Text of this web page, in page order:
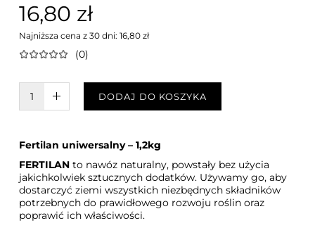
16,80 zł
Najniższa cena z 30 dni: 16,80 zł
(0)
W KOSZYKU :)DODAJ DO KOSZYKA
Fertilan uniwersalny – 1,2kg
FERTILAN to nawóz naturalny, powstały bez użycia
jakichkolwiek sztucznych dodatków. Używamy go, aby
dostarczyć ziemi wszystkich niezbędnych składników
potrzebnych do prawidłowego rozwoju roślin oraz
poprawić ich właściwości.